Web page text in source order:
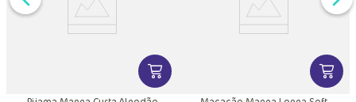
INFORMAÇÕES DO PRODUTOVER MAIS INFORMAÇÕES DOVER